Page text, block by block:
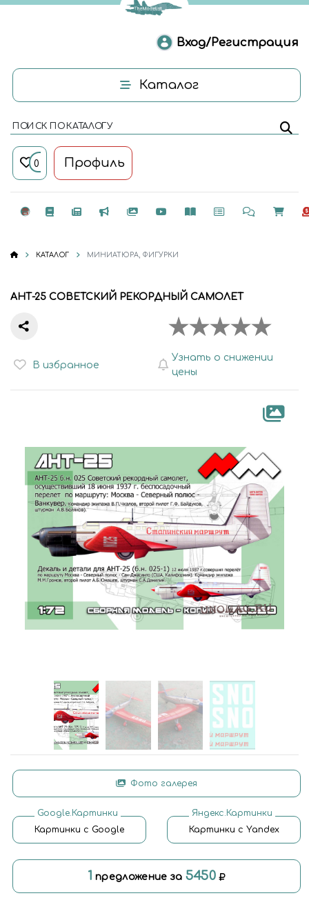
Вход/Регистрация
Каталог
ПОИСК ПО КАТАЛОГУ
0 Профиль
КАТАЛОГ МИНИАТЮРА, ФИГУРКИ
АНТ-25 СОВЕТСКИЙ РЕКОРДНЫЙ САМОЛЕТ
В избранное
Узнать о снижении
цены
Фото галерея
Google.Картинки
Картинки с Google
Яндекс.Картинки
Картинки с Yandex
1 предложение за 5450